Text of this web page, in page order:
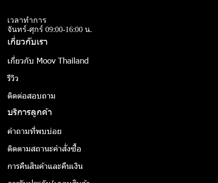
เวลาทำการ
จันทร์-ศุกร์ 09:00-16:00 น.
เกี่ยวกับเรา
เกี่ยวกับ Moov Thailand
รีวิว
ติดต่อสอบถาม
บริการลูกค้า
คำถามที่พบบ่อย
ติดตามสถานะคำสั่งซื้อ
การคืนสินค้าและคืนเงิน